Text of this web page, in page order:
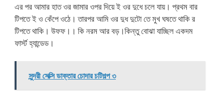
এর পর আমার হাত ওর জামার ওপর দিয়ে ই ওর দুধে চলে যায়। প্রথম বার
টিপতে ই ও কেঁপে ওঠে। তারপর আমি ওর দুধ দুটো তে মুখ ঘষতে থাকি র
টিপতে থাকি। উফফ।। কি নরম আর বড়।কিন্তু বোঝা যাচ্ছিল একদম
ফার্স্ট হ্যান্ডেড।
সুন্দরী সেক্সি ডাক্তার চোদার চটিগল্প ৩